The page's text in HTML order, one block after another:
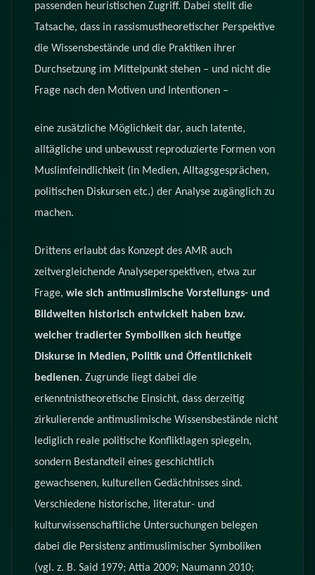
passenden heuristischen Zugriff. Dabei stellt die
Tatsache, dass in rassismustheoretischer Perspektive
die Wissensbestände und die Praktiken ihrer
Durchsetzung im Mittelpunkt stehen – und nicht die
Frage nach den Motiven und Intentionen –
eine zusätzliche Möglichkeit dar, auch latente,
alltägliche und unbewusst reproduzierte Formen von
Muslimfeindlichkeit (in Medien, Alltagsgesprächen,
politischen Diskursen etc.) der Analyse zugänglich zu
machen.
Drittens erlaubt das Konzept des AMR auch
zeitvergleichende Analyseperspektiven, etwa zur
Frage, wie sich antimuslimische Vorstellungs- und
Bildwelten historisch entwickelt haben bzw.
welcher tradierter Symboliken sich heutige
Diskurse in Medien, Politik und Öffentlichkeit
bedienen. Zugrunde liegt dabei die
erkenntnistheoretische Einsicht, dass derzeitig
zirkulierende antimuslimische Wissensbestände nicht
lediglich reale politische Konfliktlagen spiegeln,
sondern Bestandteil eines geschichtlich
gewachsenen, kulturellen Gedächtnisses sind.
Verschiedene historische, literatur- und
kulturwissenschaftliche Untersuchungen belegen
dabei die Persistenz antimuslimischer Symboliken
(vgl. z. B. Said 1979; Attia 2009; Naumann 2010;